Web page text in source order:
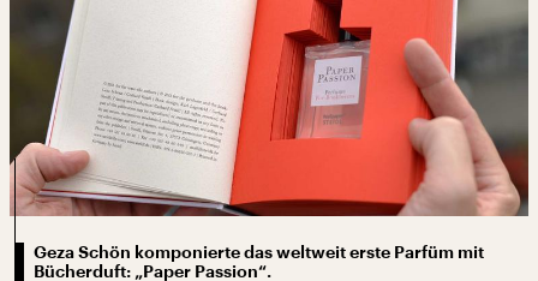
Geza Schön komponierte das weltweit erste Parfüm mit
Bücherduft: „Paper Passion“.